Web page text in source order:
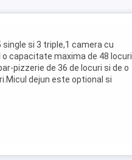
single si 3 triple,1 camera cu
capacitate maxima de 48 locuri
pizzerie de 36 de locuri si de o
dejun este optional si